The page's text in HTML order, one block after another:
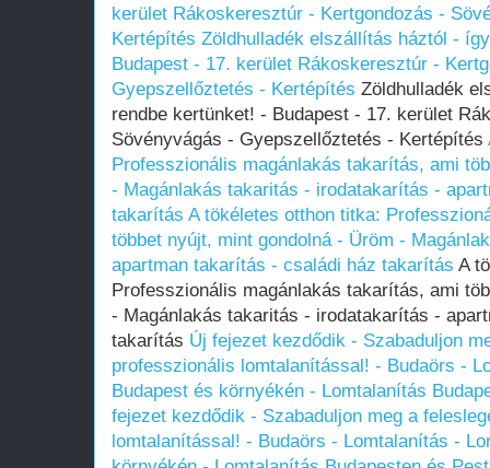
kerület Rákoskeresztúr - Kertgondozás -
Kertépítés Zöldhulladék elszállítás háztól -
Budapest - 17. kerület Rákoskeresztúr -
Gyepszellőztetés - Kertépítés Zöldhulladék
rendbe kertünket! - Budapest - 17. kerület
Sövényvágás - Gyepszellőztetés - Kertépítés
Professzionális magánlakás takarítás, ami
- Magánlakás takaritás - irodatakarítás -
takarítás A tökéletes otthon titka:
többet nyújt, mint gondolná - Üröm -
apartman takarítás - családi ház takarítás A
Professzionális magánlakás takarítás, ami
- Magánlakás takaritás - irodatakarítás -
takarítás Új fejezet kezdődik - Szabaduljon
professzionális lomtalanítással! - Budaörs -
Budapest és környékén - Lomtalanítás
fejezet kezdődik - Szabaduljon meg a
lomtalanítással! - Budaörs - Lomtalanítás -